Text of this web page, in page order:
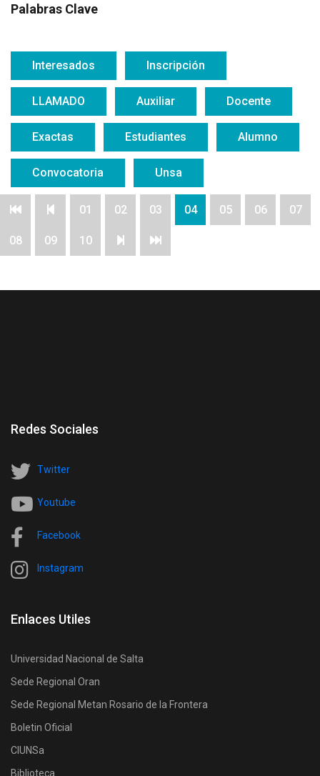
Palabras Clave
Interesados Inscripción
LLAMADO Auxiliar Docente
Exactas Estudiantes Alumno
Convocatoria Unsa
01 02 03 04 05 06 07
08 09 10
Redes Sociales
Twitter
Youtube
Facebook
Instagram
Enlaces Utiles
Universidad Nacional de Salta
Sede Regional Oran
Sede Regional Metan Rosario de la Frontera
Boletin Oficial
CIUNSa
Biblioteca